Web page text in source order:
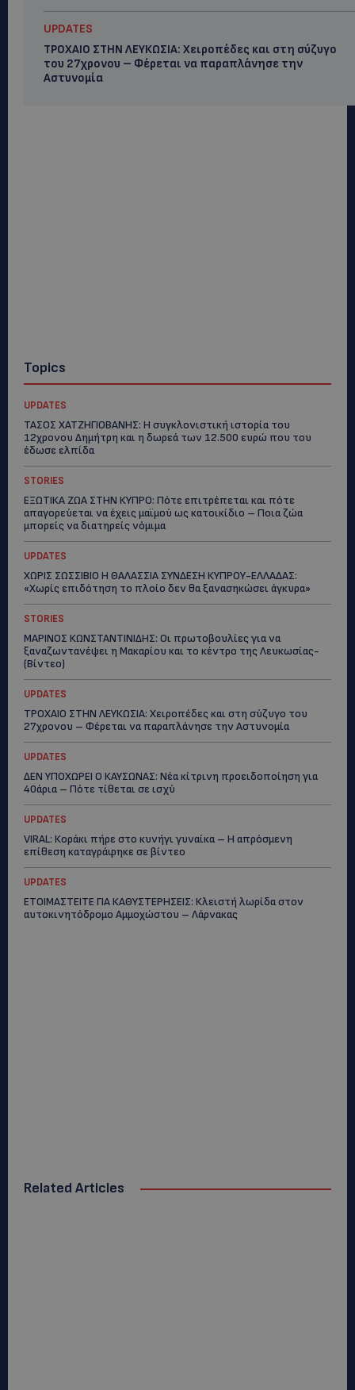
UPDATES
ΤΡΟΧΑΙΟ ΣΤΗΝ ΛΕΥΚΩΣΙΑ: Χειροπέδες και στη σύζυγο
του 27χρονου – Φέρεται να παραπλάνησε την
Αστυνομία
Topics
UPDATES
ΤΑΣΟΣ ΧΑΤΖΗΓΙΟΒΑΝΗΣ: Η συγκλονιστική ιστορία του
12χρονου Δημήτρη και η δωρεά των 12.500 ευρώ που του
έδωσε ελπίδα
STORIES
ΕΞΩΤΙΚΑ ΖΩΑ ΣΤΗΝ ΚΥΠΡΟ: Πότε επιτρέπεται και πότε
απαγορεύεται να έχεις μαϊμού ως κατοικίδιο – Ποια ζώα
μπορείς να διατηρείς νόμιμα
UPDATES
ΧΩΡΙΣ ΣΩΣΣΙΒΙΟ Η ΘΑΛΑΣΣΙΑ ΣΥΝΔΕΣΗ ΚΥΠΡΟΥ-ΕΛΛΑΔΑΣ:
«Χωρίς επιδότηση το πλοίο δεν θα ξανασηκώσει άγκυρα»
STORIES
ΜΑΡΙΝΟΣ ΚΩΝΣΤΑΝΤΙΝΙΔΗΣ: Οι πρωτοβουλίες για να
ξαναζωντανέψει η Μακαρίου και το κέντρο της Λευκωσίας-
(Βίντεο)
UPDATES
ΤΡΟΧΑΙΟ ΣΤΗΝ ΛΕΥΚΩΣΙΑ: Χειροπέδες και στη σύζυγο του
27χρονου – Φέρεται να παραπλάνησε την Αστυνομία
UPDATES
ΔΕΝ ΥΠΟΧΩΡΕΙ Ο ΚΑΥΣΩΝΑΣ: Νέα κίτρινη προειδοποίηση για
40άρια – Πότε τίθεται σε ισχύ
UPDATES
VIRAL: Κοράκι πήρε στο κυνήγι γυναίκα – Η απρόσμενη
επίθεση καταγράφηκε σε βίντεο
UPDATES
ΕΤΟΙΜΑΣΤΕΙΤΕ ΓΙΑ ΚΑΘΥΣΤΕΡΗΣΕΙΣ: Κλειστή λωρίδα στον
αυτοκινητόδρομο Αμμοχώστου – Λάρνακας
Related Articles